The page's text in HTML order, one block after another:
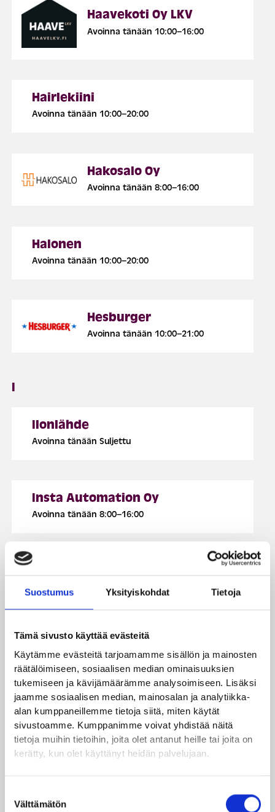
Suostumus Yksityiskohdat Tietoja
Tämä sivusto käyttää evästeitä
Käytämme evästeitä tarjoamamme sisällön ja mainosten
räätälöimiseen, sosiaalisen median ominaisuuksien
tukemiseen ja kävijämäärämme analysoimiseen. Lisäksi
jaamme sosiaalisen median, mainosalan ja analytiikka-
alan kumppaneillemme tietoja siitä, miten käytät
sivustoamme. Kumppanimme voivat yhdistää näitä
tietoja muihin tietoihin, joita olet antanut heille tai joita on
kerätty, kun olet käyttänyt heidän palvelujaan.
valinta
Välttämätön
Haavekoti Oy LKV
Avoinna tänään 10:00–16:00
Hairlekiini
Avoinna tänään 10:00–20:00
Hakosalo Oy
Avoinna tänään 8:00–16:00
Halonen
Avoinna tänään 10:00–20:00
Hesburger
Avoinna tänään 10:00–21:00
I
Ilonlähde
Avoinna tänään Suljettu
Insta Automation Oy
Avoinna tänään 8:00–16:00
Avoinna tänään 10:00–20:00
Integrata Oy
Avoinna tänään 8:00–16:00
Intersport Puuvilla
Avoinna tänään 10:00–20:00